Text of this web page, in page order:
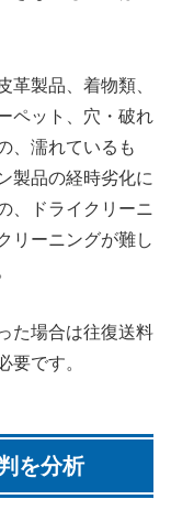
革製品、着物類、
ペット、穴・破れ
、濡れているも
製品の経時劣化に
、ドライクリーニ
リーニングが難し
た場合は往復送料
要です。
を分析